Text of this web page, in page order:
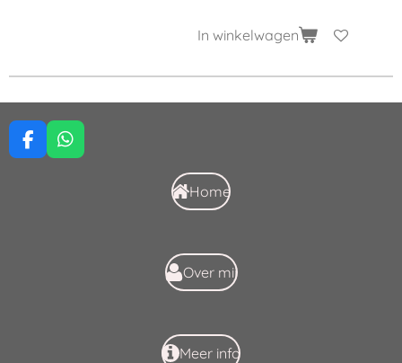
In winkelwagen
F
a
W
h
Home
Over mij
Meer info